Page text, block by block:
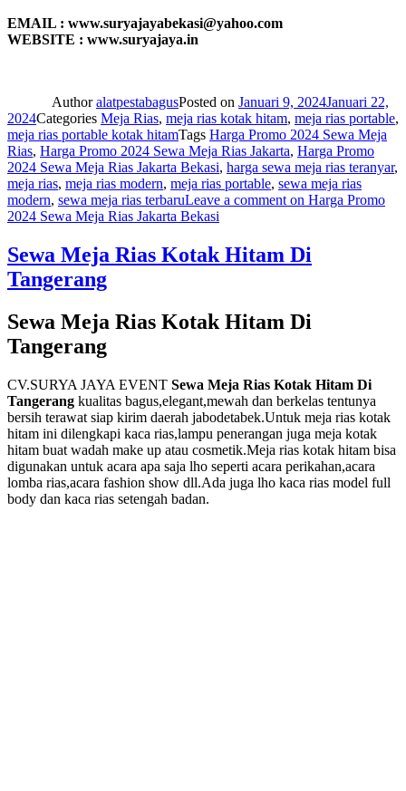
EMAIL : www.suryajayabekasi@yahoo.com
WEBSITE : www.suryajaya.in
AuthoralatpestabagusPosted on Januari 9, 2024Januari 22,
2024Categories Meja Rias, meja rias kotak hitam, meja rias portable,
meja rias portable kotak hitamTags Harga Promo 2024 Sewa Meja
Rias, Harga Promo 2024 Sewa Meja Rias Jakarta, Harga Promo
2024 Sewa Meja Rias Jakarta Bekasi, harga sewa meja rias teranyar,
meja rias, meja rias modern, meja rias portable, sewa meja rias
modern, sewa meja rias terbaruLeave a comment on Harga Promo
2024 Sewa Meja Rias Jakarta Bekasi
Sewa Meja Rias Kotak Hitam Di
Tangerang
Sewa Meja Rias Kotak Hitam Di
Tangerang
CV.SURYA JAYA EVENT Sewa Meja Rias Kotak Hitam Di
Tangerang kualitas bagus,elegant,mewah dan berkelas tentunya
bersih terawat siap kirim daerah jabodetabek.Untuk meja rias kotak
hitam ini dilengkapi kaca rias,lampu penerangan juga meja kotak
hitam buat wadah make up atau cosmetik.Meja rias kotak hitam bisa
digunakan untuk acara apa saja lho seperti acara perikahan,acara
lomba rias,acara fashion show dll.Ada juga lho kaca rias model full
body dan kaca rias setengah badan.